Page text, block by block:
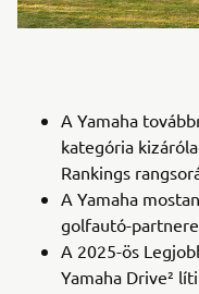
A Yamaha
kategória
Rankings
A Yamaha
golfautó-
A 2025-ös
Yamaha Drive²